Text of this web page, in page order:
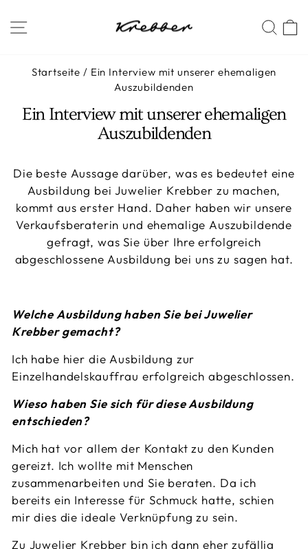
zum
SEITENNAVIGATION
Startseite / Ein Interview mit unserer ehemaligen
Auszubildenden
Ein Interview mit unserer ehemaligen
Auszubildenden
Die beste Aussage darüber, was es bedeutet eine
Ausbildung bei Juwelier Krebber zu machen,
kommt aus erster Hand. Daher haben wir unsere
Verkaufsberaterin und ehemalige Auszubildende
gefragt, was Sie über Ihre erfolgreich
abgeschlossene Ausbildung bei uns zu sagen hat.
Welche Ausbildung haben Sie bei Juwelier
Krebber gemacht?
Ich habe hier die Ausbildung zur
Einzelhandelskauffrau erfolgreich abgeschlossen.
Wieso haben Sie sich für diese Ausbildung
entschieden?
Mich hat vor allem der Kontakt zu den Kunden
gereizt. Ich wollte mit Menschen
zusammenarbeiten und Sie beraten. Da ich
bereits ein Interesse für Schmuck hatte, schien
mir dies die ideale Verknüpfung zu sein.
Zu Juwelier Krebber bin ich dann eher zufällig